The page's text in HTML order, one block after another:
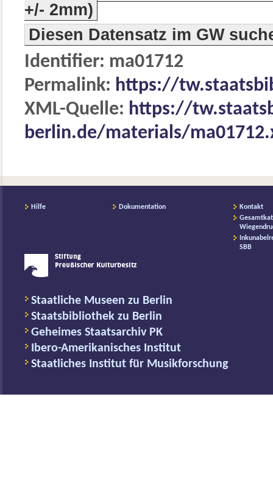
+/- 2mm)
Diesen Datensatz im GW
Identifier: ma01712
Permalink: https://
XML-Quelle: https://
berlin.de/materials/
Hilfe Dokumentation
Kontakt
SBB
Staatliche Museen zu Berlin
Staatsbibliothek zu Berlin
Geheimes Staatsarchiv PK
Ibero-Amerikanisches Institut
Staatliches Institut für Musikforschung